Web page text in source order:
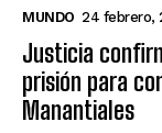
MUNDO 24 febrero,
Justicia
prisión para
Manantiales